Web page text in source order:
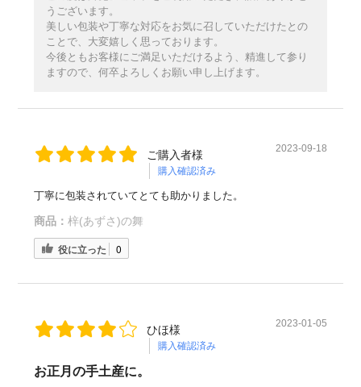
うございます。
美しい包装や丁寧な対応をお気に召していただけたとの
ことで、大変嬉しく思っております。
今後ともお客様にご満足いただけるよう、精進して参り
ますので、何卒よろしくお願い申し上げます。
ご購入者様
購入確認済み
2023-09-18
丁寧に包装されていてとても助かりました。
商品： 梓(あずさ)の舞
役に立った 0
ひほ様
購入確認済み
2023-01-05
お正月の手土産に。